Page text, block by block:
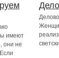
имеют
они не